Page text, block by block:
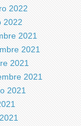
2022
2022
2021
2021
2021
2021
2021